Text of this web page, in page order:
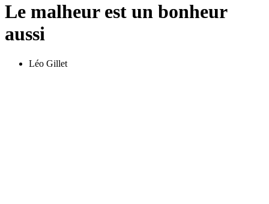
Le malheur est un bonheur
aussi
Léo Gillet